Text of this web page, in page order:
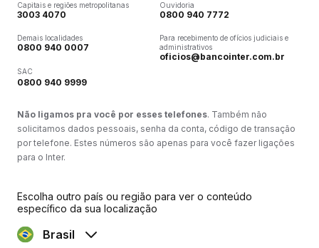
Capitais e regiões metropolitanas
3003 4070
Demais localidades
0800 940 0007
SAC
0800 940 9999
Ouvidoria
0800 940 7772
Para recebimento de ofícios judiciais e
administrativos
oficios@bancointer.com.br
Não ligamos pra você por esses telefones. Também não
solicitamos dados pessoais, senha da conta, código de transação
por telefone. Estes números são apenas para você fazer ligações
para o Inter.
Escolha outro país ou região para ver o conteúdo
específico da sua localização
Brasil